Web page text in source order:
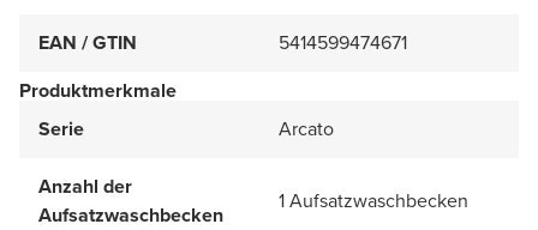
EAN / GTIN
5414599474671
Produktmerkmale
Serie
Arcato
Anzahl der
Aufsatzwaschbecken
1 Aufsatzwaschbecken